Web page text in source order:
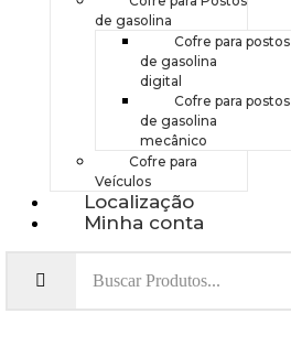
de gasolina
Cofre para postos
de gasolina
digital
Cofre para postos
de gasolina
mecânico
Cofre para
Veículos
Localização
Minha conta